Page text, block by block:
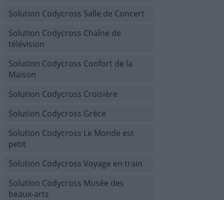
Solution Codycross Salle de Concert
Solution Codycross Chaîne de
télévision
Solution Codycross Confort de la
Maison
Solution Codycross Croisière
Solution Codycross Grèce
Solution Codycross Le Monde est
petit
Solution Codycross Voyage en train
Solution Codycross Musée des
beaux-arts